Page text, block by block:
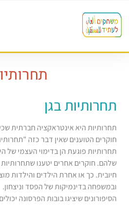
תחרותיות בגן
תחרותיות היא אינטראקציה חברתית
חוקרים הטוענים שאין דבר כזה
תחרותיות פוגעת הן בדימוי העצמי של
שלהם. חוקרים אחרים יטענו
חיובית. כך או אחרת הילדים והילדות
ובמשפחה בדינמיקות של הפסד וניצחון.
הסיפורונים שיציגו בובות הפרסונה